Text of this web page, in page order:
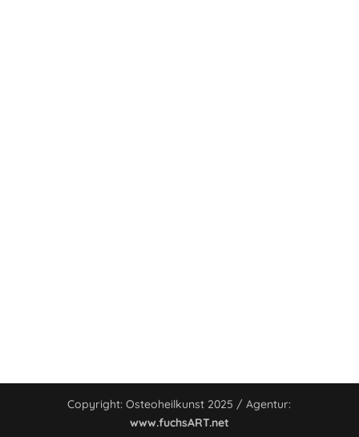
Copyright: Osteoheilkunst 2025 / Agentur:
www.fuchsART.net